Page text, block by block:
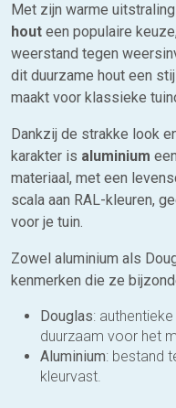
Met zijn warme
hout een populaire
weerstand tegen
dit duurzame hout een
maakt voor klassieke
Dankzij de strakke look
karakter is aluminium
materiaal, met een
scala aan RAL-kleuren,
voor je tuin.
Zowel aluminium als
kenmerken die ze
Douglas:
duurzaam voor het
Aluminium: bestand
kleurvast.